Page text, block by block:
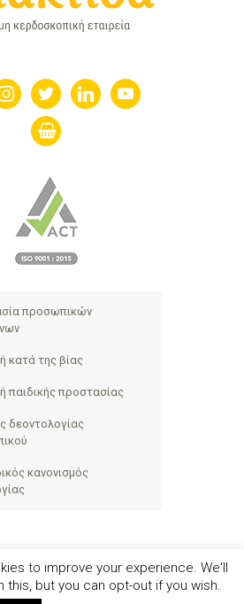
twitter linkedin youtube
shopping-
basket
προσωπικών
κατά της βίας
παιδικής προστασίας
δεοντολογίας
κανονισμός
to improve your experience. We'll
this, but you can opt-out if you wish.